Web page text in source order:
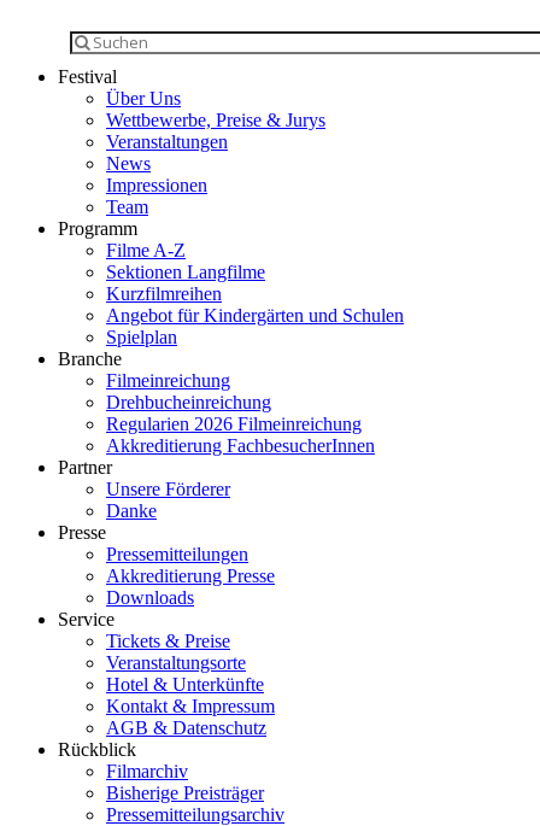
Festival
Über Uns
Wettbewerbe, Preise & Jurys
Veranstaltungen
News
Impressionen
Team
Programm
Filme A-Z
Sektionen Langfilme
Kurzfilmreihen
Angebot für Kindergärten und Schulen
Spielplan
Branche
Filmeinreichung
Drehbucheinreichung
Regularien 2026 Filmeinreichung
Akkreditierung FachbesucherInnen
Partner
Unsere Förderer
Danke
Presse
Pressemitteilungen
Akkreditierung Presse
Downloads
Service
Tickets & Preise
Veranstaltungsorte
Hotel & Unterkünfte
Kontakt & Impressum
AGB & Datenschutz
Rückblick
Filmarchiv
Bisherige Preisträger
Pressemitteilungsarchiv